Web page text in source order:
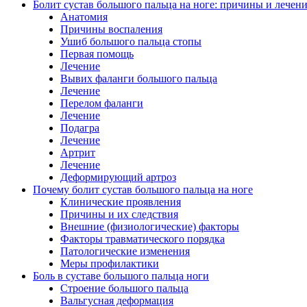
Болит сустав большого пальца на ноге: причины и
Анатомия
Причины воспаления
Ушиб большого пальца стопы
Первая помощь
Лечение
Вывих фаланги большого пальца
Лечение
Перелом фаланги
Лечение
Подагра
Лечение
Артрит
Лечение
Деформирующий артроз
Почему болит сустав большого пальца на ноге
Клинические проявления
Причины и их следствия
Внешние (физиологические) факторы
Факторы травматического порядка
Патологические изменения
Меры профилактики
Боль в суставе большого пальца ноги
Строение большого пальца
Вальгусная деформация